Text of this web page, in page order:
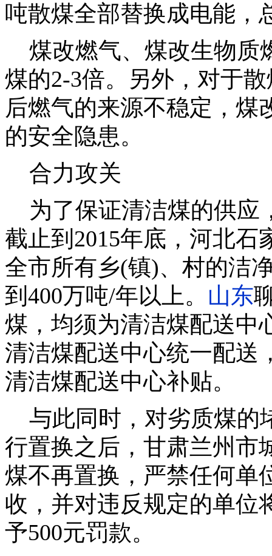
吨散煤全部替换成电能，
煤改燃气、煤改生物质
煤的2-3倍。另外，对于
后燃气的来源不稳定，煤
的安全隐患。
合力攻关
为了保证清洁煤的供应
截止到2015年底，河北
全市所有乡(镇)、村的洁
到400万吨/年以上。 山东
煤，均须为清洁煤配送中
清洁煤配送中心统一配送
清洁煤配送中心补贴。
与此同时，对劣质煤的
行置换之后，甘肃兰州市
煤不再置换，严禁任何单
收，并对违反规定的单位
予500元罚款。